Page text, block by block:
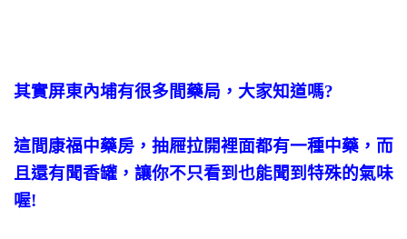
其實屏東內埔有很多間藥局，大家知道嗎?
這間康福中藥房，抽屜拉開裡面都有一種中藥，而
且還有聞香罐，讓你不只看到也能聞到特殊的氣味
喔!